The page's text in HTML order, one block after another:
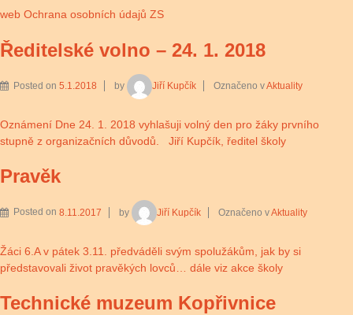
web Ochrana osobních údajů ZS
Ředitelské volno – 24. 1. 2018
Posted on 5.1.2018 by Jiří Kupčík Označeno vAktuality
Oznámení Dne 24. 1. 2018 vyhlašuji volný den pro žáky prvního
stupně z organizačních důvodů. Jiří Kupčík, ředitel školy
Pravěk
Posted on 8.11.2017 by Jiří Kupčík Označeno vAktuality
Žáci 6.A v pátek 3.11. předváděli svým spolužákům, jak by si
představovali život pravěkých lovců… dále viz akce školy
Technické muzeum Kopřivnice